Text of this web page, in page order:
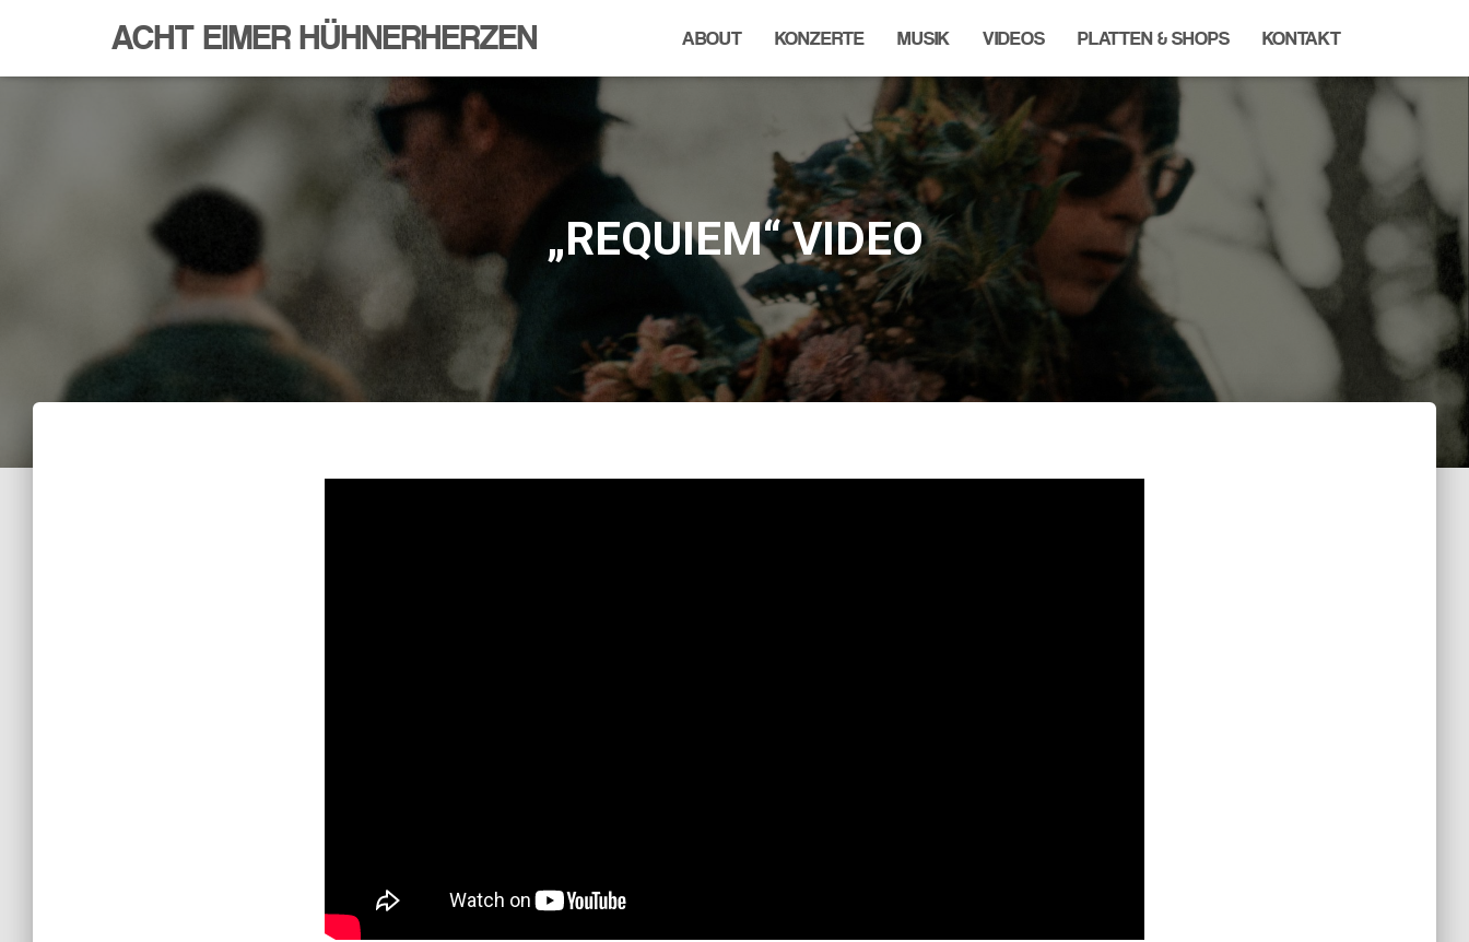
ACHT EIMER HÜHNERHERZEN ABOUT KONZERTE MUSIK VIDEOS PLATTEN & SHOPS KONTAKT
„REQUIEM“ VIDEO